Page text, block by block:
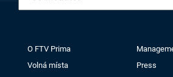
O FTV Prima
Volná místa
Press